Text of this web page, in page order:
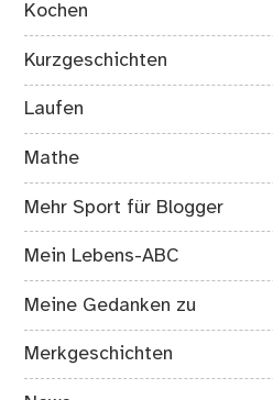
Kochen
Kurzgeschichten
Laufen
Mathe
Mehr Sport für Blogger
Mein Lebens-ABC
Meine Gedanken zu
Merkgeschichten